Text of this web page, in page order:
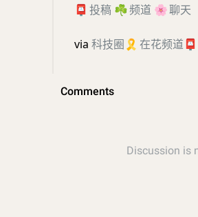
📮 投稿 ☘️频道 🌸聊天
via 科技圈 🎗 在花频道📮